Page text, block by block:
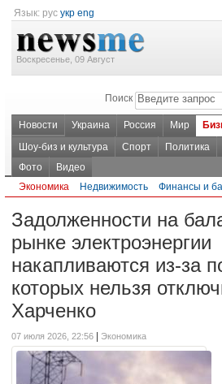
Язык: рус укр eng
Воскресенье, 09 Август
Поиск
Новости Украина Россия Мир
Шоу-биз и культура
Спорт Политика
Фото
Видео
Экономика
Недвижимость Финансы и
Задолженности на
рынке электроэнергии
накапливаются из-за
которых нельзя
Харченко
07 июля 2026, 22:56 Экономика